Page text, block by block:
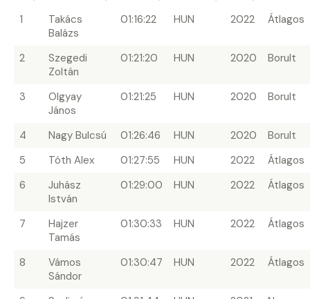
1
Takács
Balázs
01:16:22 HUN 2022 Átlagos
2
Szegedi
Zoltán
01:21:20 HUN 2020 Borult
3
Olgyay
János
01:21:25 HUN 2020 Borult
4 Nagy Bulcsú 01:26:46 HUN 2020
Borult
5
Tóth Alex 01:27:55 HUN 2022
Átlagos
6
Juhász
István
01:29:00 HUN 2022 Átlagos
7
Hajzer
Tamás
01:30:33 HUN 2022 Átlagos
8
Vámos
Sándor
01:30:47 HUN 2022 Átlagos